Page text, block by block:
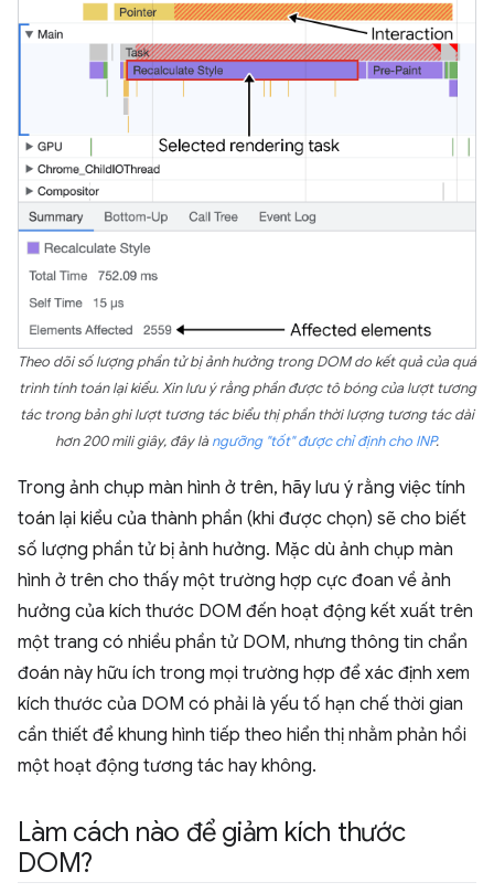
Theo dõi số lượng phần tử bị ảnh hưởng trong DOM do kết quả của quá
trình tính toán lại kiểu. Xin lưu ý rằng phần được tô bóng của lượt tương
tác trong bản ghi lượt tương tác biểu thị phần thời lượng tương tác dài
hơn 200 mili giây, đây làngưỡng "tốt" được chỉ định cho INP.
Trong ảnh chụp màn hình ở trên, hãy lưu ý rằng việc tính
toán lại kiểu của thành phần (khi được chọn) sẽ cho biết
số lượng phần tử bị ảnh hưởng. Mặc dù ảnh chụp màn
hình ở trên cho thấy một trường hợp cực đoan về ảnh
hưởng của kích thước DOM đến hoạt động kết xuất trên
một trang có nhiều phần tử DOM, nhưng thông tin chẩn
đoán này hữu ích trong mọi trường hợp để xác định xem
kích thước của DOM có phải là yếu tố hạn chế thời gian
cần thiết để khung hình tiếp theo hiển thị nhằm phản hồi
một hoạt động tương tác hay không.
Làm cách nào để giảm kích thước
DOM?